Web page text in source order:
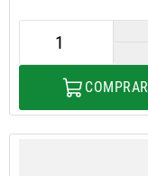
COMPRAR